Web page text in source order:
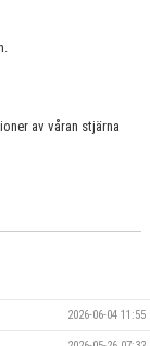
av våran stjärna
2026-06-04 11:55